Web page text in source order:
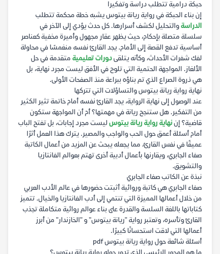
حبكة درامية تتطلب دراسة وتفكيرا
إن بناء الحبكة في رواية ريانة بيتوس يشبه خطة محكمة تتطلب
الدراسةوالتحليل لكشف أسرارها. كل حدث يؤدي إلى الآخر في
سلسلة متصلة بإحكام، حيث يظهر عقار مجهول وأميرة مخفية كعناصر
أساسية تدفع القصة إلى الأمام. يجد القارئ نفسه منغمسًا في محاولة
لفك شفرات الأحداث، وكأنه يتلقىدورات تعليمية متقدمة في حل
الألغاز. المواجهة الحتمية التي تلوح في الأفق ليست مجرد نهاية، بل
هي ذروة الصراع الذي تم بناؤه ببراعة منذ الصفحات الأولى.
نهاية رواية ريانة بيتوس والتساؤلات التي تتركها
عند الوصول إلى نهاية الرواية، يجد القارئ نفسه أمام خاتمة تثير الكثير
من التفكير. هل ستنجح ريانة في مهمتها؟ أم أن المواجهة ستكون
قاضية؟ إننهاية رواية ريانة بيتوس ليست مجرد إجابات، بل تفتح الباب
أمام أسئلة أعمق حول الحب والواجب والمصير. يترك هذا العمل أثرًا
عميقًا في نفس القارئ، مما يجعله يبحث عن المزيد من أعمال الكاتبة
صفاء الجابري، ويقارنها بأعمال أدبية أخرى تهتم بعوالم الفانتازيا
والتشويق.
نبذة عن الكاتب صفاء الجابري
صفاء الجابري هي كاتبة وروائية أثبتت حضورها في عالم الأدب العربي
من خلال أعمالها المميزة التي تنتمي إلى أدب الفانتازيا والخيال. تتميز
كتاباتها باللغة السلسة والقدرة على بناء عوالم روائية متكاملة تجذب
القارئ وتأسره، وتعتبر رواية "ريانة بيتوس" و "الخازندار" من أبرز
أعمالها التي لاقت استحسانًا كبيرًا.
أسئلة شائعة حول رواية ريانة بيتوس pdf